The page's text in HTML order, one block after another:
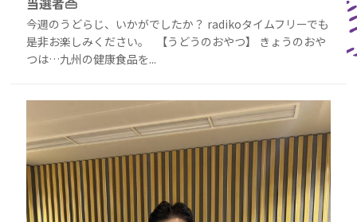
今週のうどらじ、いかがでしたか？ radikoタイムフリーでも
是非お楽しみください。 【うどうのおやつ】 きょうのおや
つは…九州の健康食品を...